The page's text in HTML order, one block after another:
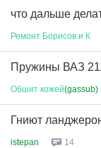
что дальше
Ремонт Борисов и К
Пружины ВАЗ
Обшит кожей(gassub)
Гниют
istepan 14